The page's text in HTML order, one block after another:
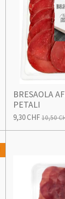
BRESAOLA
PETALI
9,30 CHF10,50